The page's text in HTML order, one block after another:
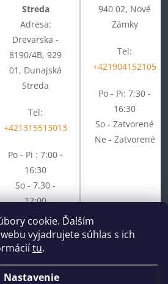
cookie. Ďalším
vyjadrujete súhlas s ich
tu.
Nastavenie
Streda
Adresa:
Drevarska -
8190/4B, 929
01, Dunajská
Streda
Tel:
+421315513013
Po - Pi : 7:00 -
16:30
So - 7.30 -
12:00
Ne - Zatvorené
940 02, Nové
Zámky
Tel:
+421904152105
Po - Pi: 7:30 -
16:30
So - Zatvorené
Ne - Zatvorené